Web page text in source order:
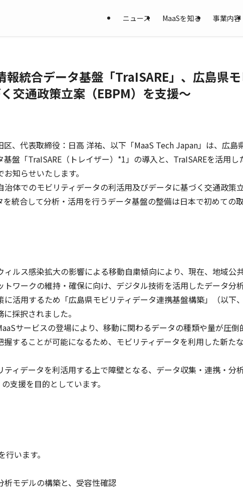
ニュース MaaSを知る 事業内容
統合データ基盤「TraISARE」、広島県
交通政策立案（EBPM）を支援〜
、代表取締役：日高 洋祐、以下「MaaS Tech Japan」は、広
盤「TraISARE（トレイザー）*1」の導入と、TraISAREを活用
知らせいたします。
体でのモビリティデータの利活用及びデータに基づく交通政策
統合して分析・活用を行うデータ基盤の整備は日本で初めての取
ルス感染拡大の影響による移動自粛傾向により、現在、地域公
ワークの維持・確保に向け、デジタル技術を活用したデータ分
活用するため「広島県モビリティデータ連携基盤構築」（以下
採択されました。
サービスの登場により、移動に関わるデータの種類や量が圧
することが可能になるため、モビリティデータを利用した新た
ィデータを利活用する上で障壁となる、データ収集・連携・分
支援を目的としています。
います。
モデルの構築と、受容性確認